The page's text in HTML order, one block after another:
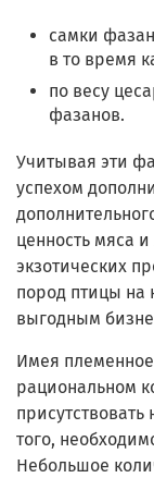
самки
в то время
по весу
фазанов.
Учитывая эти
успехом
ценность мяса
экзотических
пород птицы на
выгодным
Имея племенное
рациональном
того,
Небольшое